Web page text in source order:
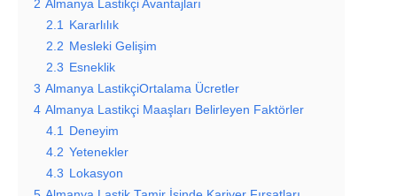
2 Almanya Lastikçi Avantajları
2.1 Kararlılık
2.2 Mesleki Gelişim
2.3 Esneklik
3 Almanya LastikçiOrtalama Ücretler
4 Almanya Lastikçi Maaşları Belirleyen Faktörler
4.1 Deneyim
4.2 Yetenekler
4.3 Lokasyon